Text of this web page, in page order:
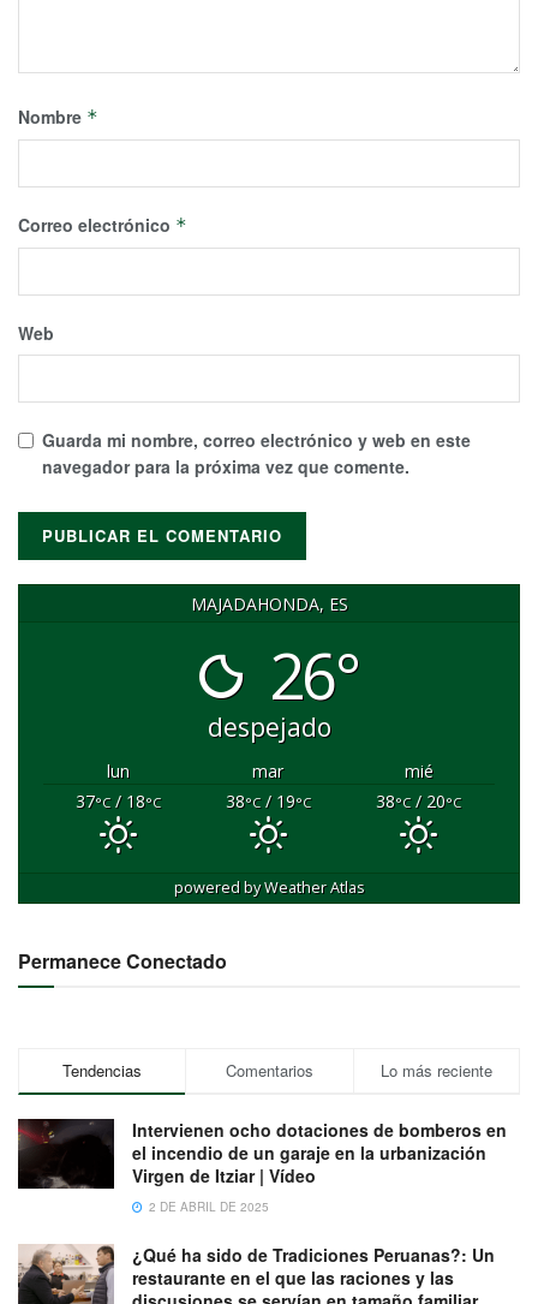
Nombre *
Correo electrónico *
Web
Guarda mi nombre, correo electrónico y web en este
navegador para la próxima vez que comente.
MAJADAHONDA, ES
26°
despejado
lun mar
mié
37°C/ 18°C 38°C/ 19°C 38°C/ 20°C
powered byWeather Atlas
Permanece Conectado
Tendencias Comentarios Lo más reciente
Intervienen ocho dotaciones de bomberos en
el incendio de un garaje en la urbanización
Virgen de Itziar | Vídeo
2 DE ABRIL DE 2025
¿Qué ha sido de Tradiciones Peruanas?: Un
restaurante en el que las raciones y las